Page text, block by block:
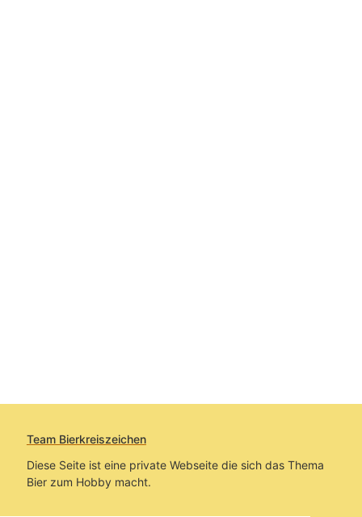
Team Bierkreiszeichen
Diese Seite ist eine private Webseite die sich das Thema
Bier zum Hobby macht.